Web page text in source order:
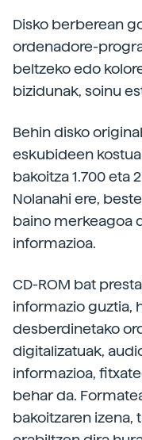
Disko berberean
ordenadore-
beltzeko edo
bizidunak, soinu
Behin disko
eskubideen
bakoitza 1.700 eta
Nolanahi ere,
baino merkeagoa
informazioa.
CD-ROM bat
informazio guztia,
desberdinetako
digitalizatuak,
informazioa,
behar da.
bakoitzaren izena,